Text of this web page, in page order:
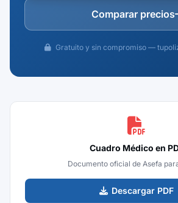
Comparar precios
Gratuito y sin compromiso —
Cuadro Médico en
Documento oficial de Asefa
Descargar PDF